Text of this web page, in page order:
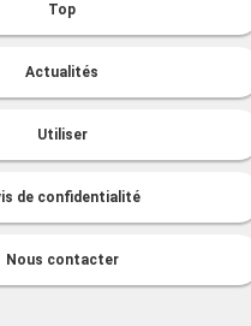
Top
Actualités
Utiliser
de confidentialité
Nous contacter